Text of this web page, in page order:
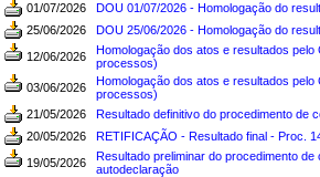
01/07/2026
DOU 01/07/2026 - Homologação do
25/06/2026
DOU 25/06/2026 - Homologação do
12/06/2026
Homologação dos atos e resultados pelo
processos)
03/06/2026
Homologação dos atos e resultados pelo
processos)
21/05/2026
Resultado definitivo do procedimento de
20/05/2026
RETIFICAÇÃO - Resultado final - Proc.
19/05/2026
Resultado preliminar do procedimento
autodeclaração